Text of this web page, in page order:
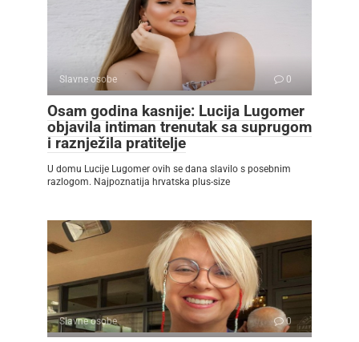
Slavne osobe 0
Osam godina kasnije: Lucija Lugomer
objavila intiman trenutak sa suprugom
i raznježila pratitelje
U domu Lucije Lugomer ovih se dana slavilo s posebnim
razlogom. Najpoznatija hrvatska plus-size
Slavne osobe 0